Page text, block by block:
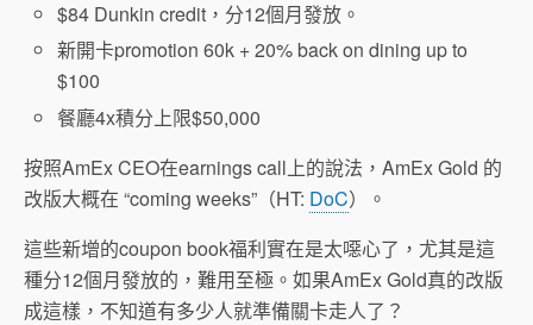
$84 Dunkin credit，分12個月發放。
新開卡promotion 60k + 20% back on dining up to
$100
餐廳4x積分上限$50,000
按照AmEx CEO在earnings call上的說法，AmEx Gold 的
改版大概在 “coming weeks”（HT: DoC）。
這些新增的coupon book福利實在是太噁心了，尤其是這
種分12個月發放的，難用至極。如果AmEx Gold真的改版
成這樣，不知道有多少人就準備關卡走人了？